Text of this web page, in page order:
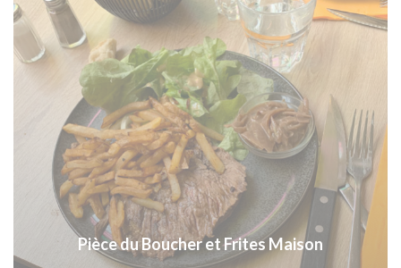
Pièce du Boucher et Frites Maison